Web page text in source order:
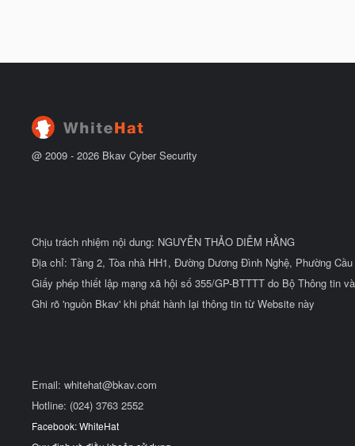
@ 2009 - 2026 Bkav Cyber Security
Chịu trách nhiệm nội dung: NGUYỄN THẢO DIỄM HẰNG
Địa chỉ: Tầng 2, Tòa nhà HH1, Đường Dương Đình Nghệ, Phường
Giấy phép thiết lập mạng xã hội số 355/GP-BTTTT do Bộ Thông tin
Ghi rõ 'nguồn Bkav' khi phát hành lại thông tin từ Website này
Email: whitehat@bkav.com
Hotline: (024) 3763 2552
Facebook: WhiteHat